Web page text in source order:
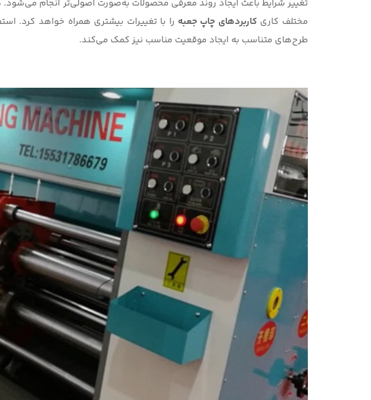
تغییر شرایط باعث ایجاد روند معرفی محصولات به‌صورت اصولی‌تر انجام می‌شود.
مختلف کاریکاربردهای چاپ جعبه را با تغییرات بیشتری همراه خواهد کرد.
طرح‌های متناسب به ایجاد موقعیت مناسب نیز کمک می‌کند.